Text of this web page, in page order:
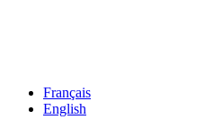
Français
English